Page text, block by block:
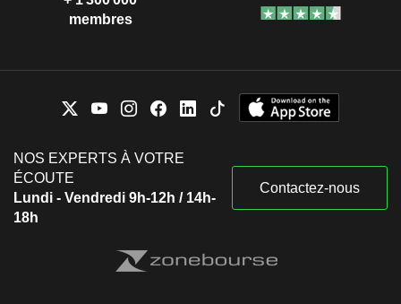
membres
NOS EXPERTS À VOTRE
ÉCOUTE
Lundi - Vendredi 9h-12h / 14h-
18h
Contactez-nous